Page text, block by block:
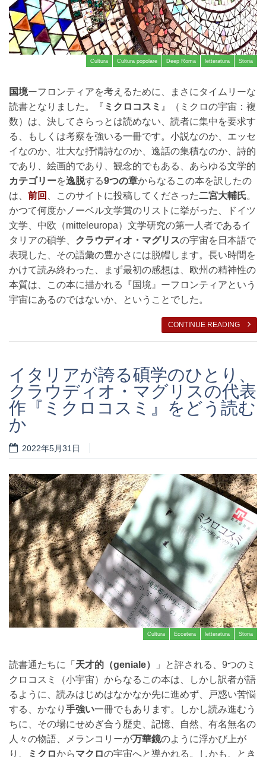
Cultura Cultura popolare Deep Roma letteratura Storia
国境ーフロンティアを考えるために、まさにタイムリーな
読書となりました。『 ミクロコスミ 』（ミクロの宇宙：複
数）は、決してさらっとは読めない、読者に集中を要求す
る、もしくは考察を強いる一冊です。小説なのか、エッセ
イなのか、壮大な抒情詩なのか、逸話の集積なのか、詩的
であり、絵画的であり、観念的でもある、あらゆる文学的
カテゴリーを逸脱する9つの章からなるこの本を訳したの
は、 前回 、このサイトに投稿してくださった二宮大輔氏。
かつて何度かノーベル文学賞のリストに挙がった、ドイツ
文学、中欧（mitteleuropa）文学研究の第一人者であるイ
タリアの碩学、 クラウディオ・マグリスの宇宙を日本語で
表現した、その語彙の豊かさには脱帽します。長い時間を
かけて読み終わった、まず最初の感想は、欧州の精神性の
本質は、この本に描かれる『国境』ーフロンティアという
宇宙にあるのではないか、ということでした。
CONTINUE READING
イタリアが誇る碩学のひとり、
クラウディオ・マグリスの代表
作『ミクロコスミ』をどう読む
か
2022年5月31日
Cultura Eccetera letteratura Storia
読書通たちに「 天才的（geniale）
」と評される、9つのミ
クロコスミ（小宇宙）からなるこの本は、しかし訳者が語
るように、読みはじめはなかなか先に進めず、戸惑い苦悩
する、かなり 手強い一冊でもあります。しかし読み進むう
ちに、その場にせめぎ合う歴史、記憶、自然、有名無名の
人々の物語、メランコリーが万華鏡のように浮かび上が
り、
ミクロからマクロの宇宙へと導かれる。しかも、とき